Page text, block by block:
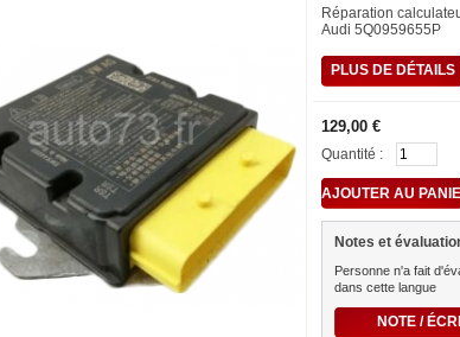
Réparation
Audi 5Q0959655P
PLUS DE DÉTAILS
129,00 €
Quantité :
Notes et
Personne n'a fait
dans cette langue
NOTE /